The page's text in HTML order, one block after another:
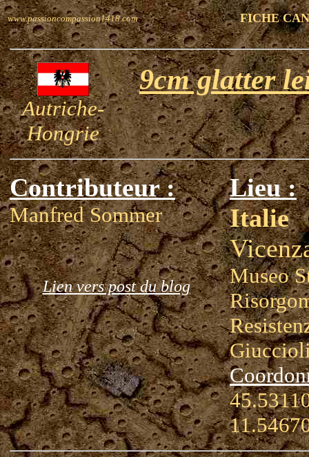
www.passioncompassion1418.com FICHE
Autriche-
Hongrie
9cm glatter
Contributeur :
Manfred Sommer
Lien vers post du blog
Lieu :
Italie
Museo